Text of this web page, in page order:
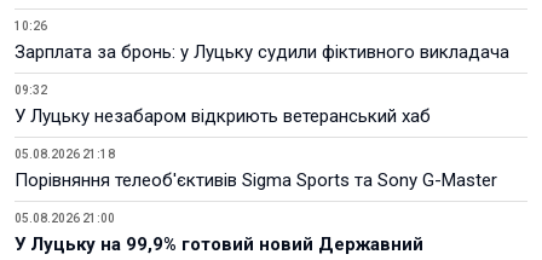
10:26
Зарплата за бронь: у Луцьку судили фіктивного викладача
09:32
У Луцьку незабаром відкриють ветеранський хаб
05.08.2026 21:18
Порівняння телеоб'єктивів Sigma Sports та Sony G-Master
05.08.2026 21:00
У Луцьку на 99,9% готовий новий Державний